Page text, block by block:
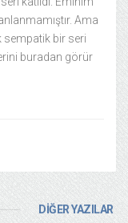
Ama
sempatik bir seri
buradan görür
DİĞER YAZILAR